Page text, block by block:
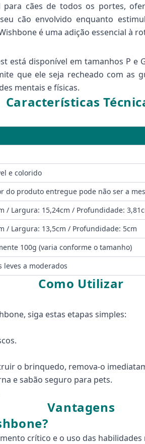
para cães de todos os portes,
cão envolvido enquanto
é uma adição essencial à
está disponível em tamanhos P e
que ele seja recheado com as
mentais e físicas.
Características
e colorido
do produto entregue pode não ser a
/ Largura: 15,24cm / Profundidade:
/ Largura: 13,5cm / Profundidade: 5cm
100g (varia conforme o tamanho)
leves a moderados
Como Utilizar
siga estas etapas simples:
o brinquedo, remova-o
e sabão seguro para pets.
Vantagens
crítico e o uso das habilidades